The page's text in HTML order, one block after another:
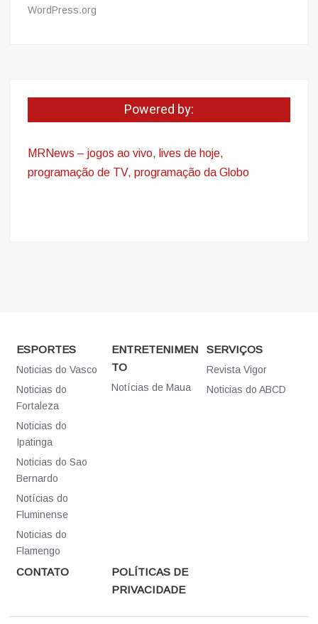
WordPress.org
Powered by:
MRNews – jogos ao vivo, lives de hoje,
programação de TV, programação da Globo
ESPORTES
Noticias do Vasco
Noticias do
Fortaleza
Noticias do
Ipatinga
Noticias do Sao
Bernardo
Notícias do
Fluminense
Noticias do
Flamengo
ENTRETENIMEN
TO
Notícias de Maua
SERVIÇOS
Revista Vigor
Noticias do ABCD
CONTATO
POLÍTICAS DE
PRIVACIDADE